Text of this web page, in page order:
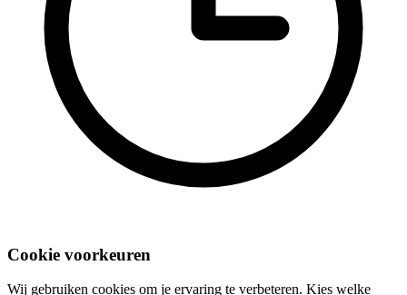
Cookie voorkeuren
Wij gebruiken cookies om je ervaring te verbeteren. Kies welke